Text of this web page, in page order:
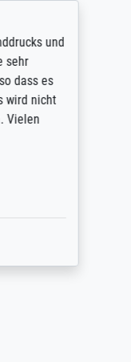
und
sehr
dass es
wird nicht
Vielen